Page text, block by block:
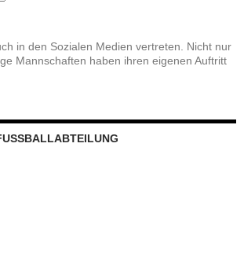
in den Sozialen Medien vertreten. Nicht nur
Mannschaften haben ihren eigenen Auftritt